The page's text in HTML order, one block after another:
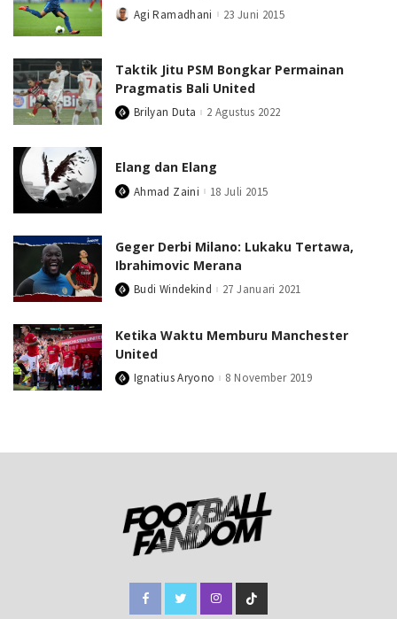
PostedAgi Ramadhani 23 Juni 2015
Taktik Jitu PSM Bongkar Permainan
Pragmatis Bali United
PostedBrilyan Duta 2 Agustus 2022
Elang dan Elang
PostedAhmad Zaini 18 Juli 2015
Geger Derbi Milano: Lukaku Tertawa,
Ibrahimovic Merana
PostedBudi Windekind 27 Januari 2021
Ketika Waktu Memburu Manchester
United
PostedIgnatius Aryono 8 November 2019